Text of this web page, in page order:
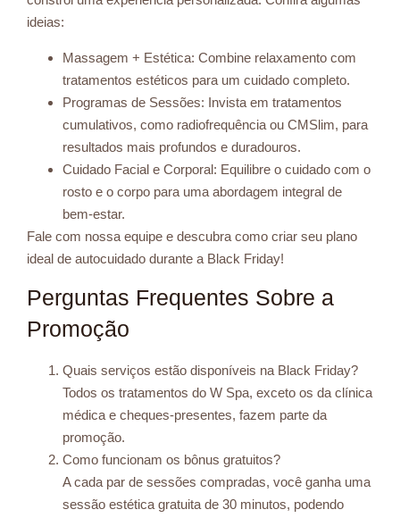
ideias:
Massagem + Estética: Combine relaxamento com
tratamentos estéticos para um cuidado completo.
Programas de Sessões: Invista em tratamentos
cumulativos, como radiofrequência ou CMSlim, para
resultados mais profundos e duradouros.
Cuidado Facial e Corporal: Equilibre o cuidado com o
rosto e o corpo para uma abordagem integral de
bem-estar.
Fale com nossa equipe e descubra como criar seu plano
ideal de autocuidado durante a Black Friday!
Perguntas Frequentes Sobre a
Promoção
Quais serviços estão disponíveis na Black Friday?
Todos os tratamentos do W Spa, exceto os da clínica
médica e cheques-presentes, fazem parte da
promoção.
Como funcionam os bônus gratuitos?
A cada par de sessões compradas, você ganha uma
sessão estética gratuita de 30 minutos, podendo